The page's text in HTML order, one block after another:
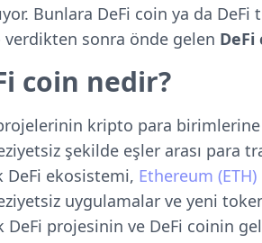
Bunlara DeFi coin ya da
verdikten sonra önde gelen DeFi
coin nedir?
kripto para birimlerine
şekilde eşler arası para
DeFi ekosistemi, Ethereum (ETH)
uygulamalar ve yeni
DeFi projesinin ve DeFi coinin